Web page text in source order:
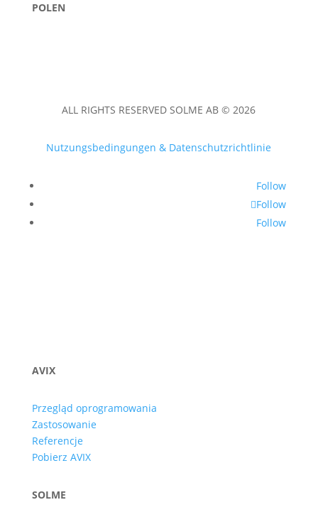
POLEN
ALL RIGHTS RESERVED SOLME AB © 2026
Nutzungsbedingungen & Datenschutzrichtlinie
Follow
Follow
Follow
AVIX
Przegląd oprogramowania
Zastosowanie
Referencje
Pobierz AVIX
SOLME